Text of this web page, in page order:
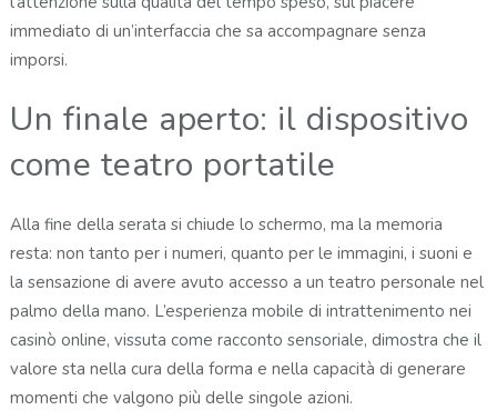
immediato di un’interfaccia che sa accompagnare senza
imporsi.
Un finale aperto: il dispositivo
come teatro portatile
Alla fine della serata si chiude lo schermo, ma la memoria
resta: non tanto per i numeri, quanto per le immagini, i suoni e
la sensazione di avere avuto accesso a un teatro personale nel
palmo della mano. L’esperienza mobile di intrattenimento nei
casinò online, vissuta come racconto sensoriale, dimostra che il
valore sta nella cura della forma e nella capacità di generare
momenti che valgono più delle singole azioni.